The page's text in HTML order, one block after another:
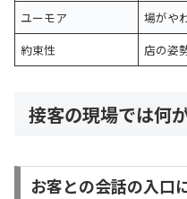
ユーモア
場がや
約束性
店の姿
接客の現場では何
お客との会話の入口